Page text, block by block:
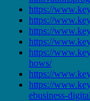
https://
https://
https://
https://
https://
hows/
https://
https://
ebusiness-